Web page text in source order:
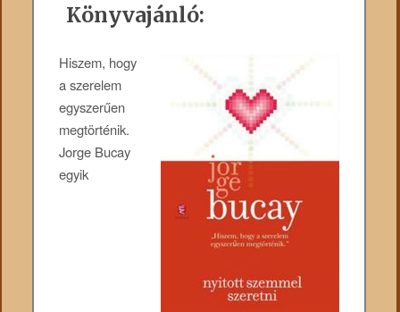
Könyvajánló:
Hiszem, hogy
a szerelem
egyszerűen
megtörténik.
Jorge Bucay
egyik